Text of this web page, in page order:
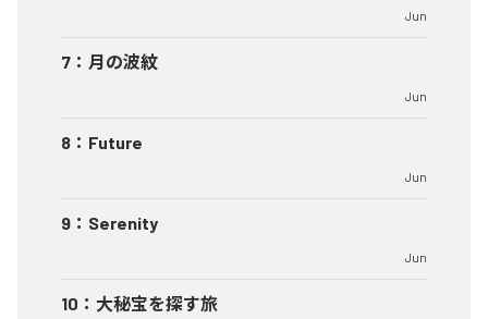
Jun
7 ： 月の波紋
Jun
8 ： Future
Jun
9 ： Serenity
Jun
10 ： 大秘宝を探す旅